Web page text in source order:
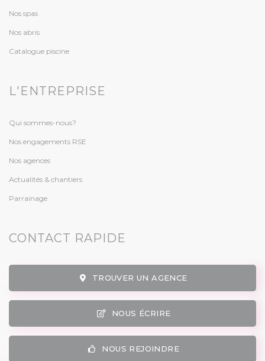
Nos spas
Nos abris
Catalogue piscine
L'ENTREPRISE
Qui sommes-nous?
Nos engagements RSE
Nos agences
Actualités & chantiers
Parrainage
CONTACT RAPIDE
TROUVER UN AGENCE
NOUS ÉCRIRE
NOUS REJOINDRE